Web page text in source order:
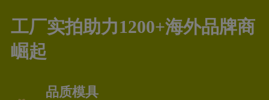
工厂实拍助力1200+海外品牌商
崛起
品质模具